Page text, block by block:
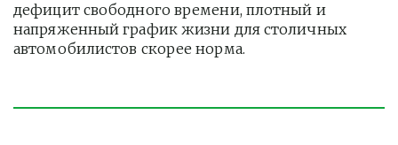
дефицит свободного времени, плотный и
напряженный график жизни для столичных
автомобилистов скорее норма.